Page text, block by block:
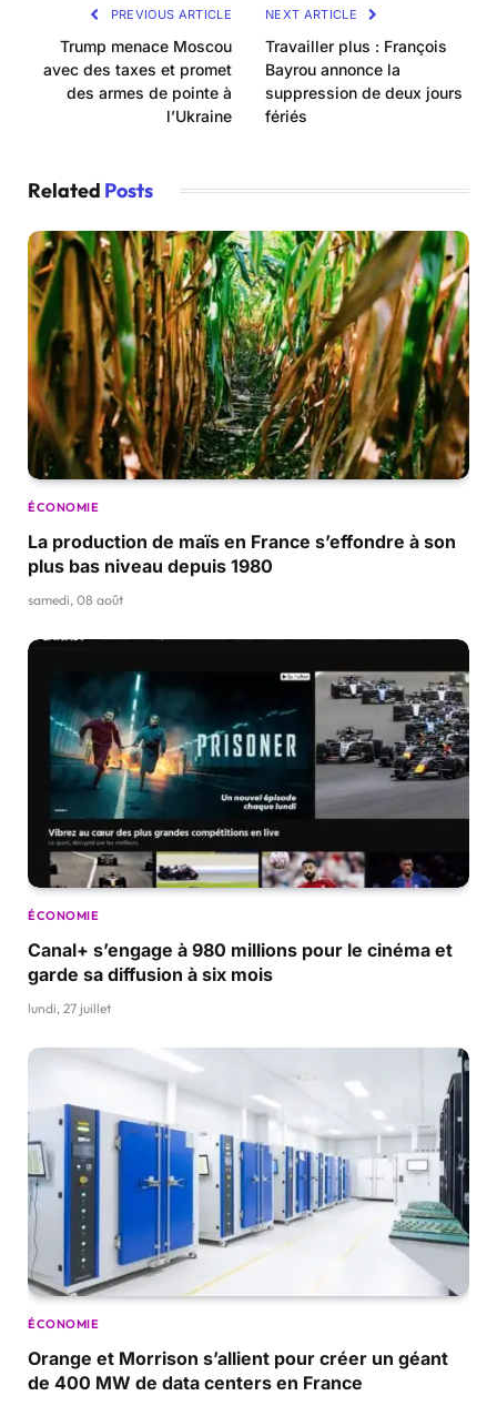
PREVIOUS ARTICLE
Trump menace Moscou
avec des taxes et promet
des armes de pointe à
l’Ukraine
NEXT ARTICLE
Travailler plus : François
Bayrou annonce la
suppression de deux jours
fériés
Related Posts
ÉCONOMIE
La production de maïs en France s’effondre à son
plus bas niveau depuis 1980
samedi, 08 août
ÉCONOMIE
Canal+ s’engage à 980 millions pour le cinéma et
garde sa diffusion à six mois
lundi, 27 juillet
ÉCONOMIE
Orange et Morrison s’allient pour créer un géant
de 400 MW de data centers en France